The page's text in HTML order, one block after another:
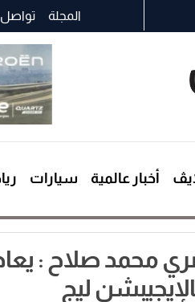
المجلة تواصل
أخبار عالمية سيارات
محمد صلاح :